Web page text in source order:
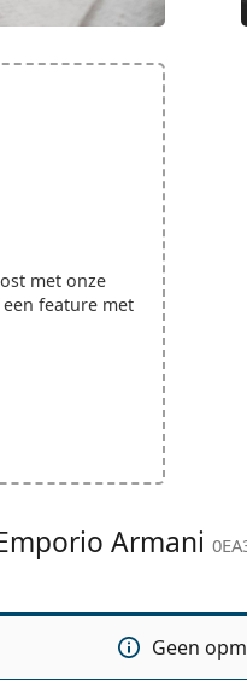
met onze
feature met
Armani
Geen